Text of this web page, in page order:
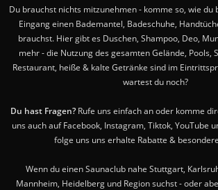
Du brauchst nichts mitzunehmen - komme so, wie du
Eingang einen Bademantel, Badeschuhe,
brauchst. Hier gibt es Duschen, Shampoo, Deo,
mehr - die Nutzung des gesamten Gelände, Pools,
Restaurant, heiße & kalte Getränke sind im
wartest du noch?
Du hast Fragen?Rufe uns einfach an oder komme
uns auch auf Facebook, Instagram, Tiktok, YouTube
folge uns uns erhalte Rabatte &
Wenn du einen Saunaclub nahe Stuttgart,
Mannheim, Heidelberg und Region suchst - oder